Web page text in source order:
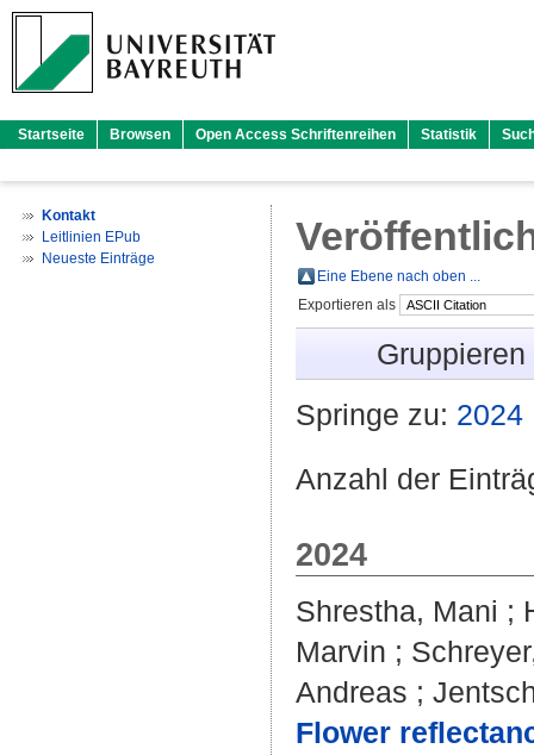
Startseite Browsen Open Access Schriftenreihen Statistik
Kontakt
Leitlinien EPub
Neueste Einträge
Eine Ebene nach oben ...
Exportieren als
Springe zu: 2024
Anzahl der
2024
Shrestha, Mani ;
Marvin ;
Andreas ;
Flower